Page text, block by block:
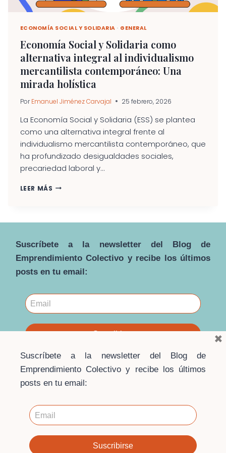
ECONOMÍA SOCIAL Y SOLIDARIA · GENERAL
Economía Social y Solidaria como
alternativa integral al individualismo
mercantilista contemporáneo: Una
mirada holística
Por Emanuel Jiménez Carvajal 25 febrero, 2026
La Economía Social y Solidaria (ESS) se plantea
como una alternativa integral frente al
individualismo mercantilista contemporáneo, que
ha profundizado desigualdades sociales,
precariedad laboral y...
LEER MÁS ECONOMÍA
COMO
INTEGRAL
AL INDIVIDUALISMO
MERCANTILISTA
CONTEMPORÁNEO: UNA
HOLÍSTICA
Suscríbete a la newsletter del Blog de
Emprendimiento Colectivo y recibe los últimos
posts en tu email:
© 2026 · Blog Emprendimiento Colectivo ·
Escuela de
Contacto
Aviso Legal·Política de privacidad Política
Suscríbete a la newsletter del Blog de
Emprendimiento Colectivo y recibe los últimos
posts en tu email:
×